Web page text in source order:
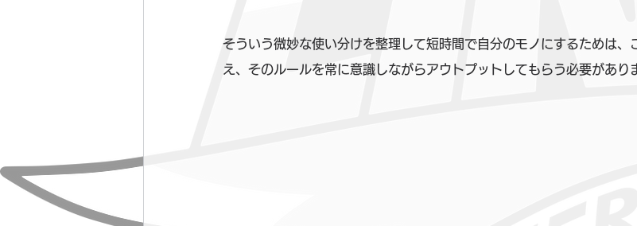
そういう微妙な使い分けを整理して短時間で自分のモノにするためは、
え、そのルールを常に意識しながらアウトプットしてもらう必要があり